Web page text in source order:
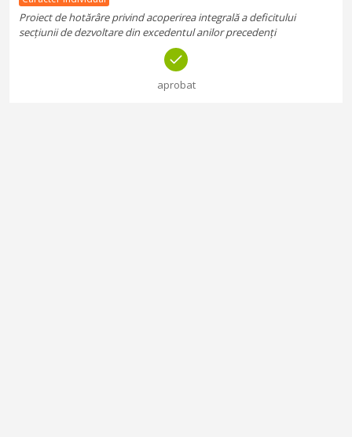
Proiect de hotărâre privind acoperirea integrală a deficitului
secțiunii de dezvoltare din excedentul anilor precedenți
aprobat